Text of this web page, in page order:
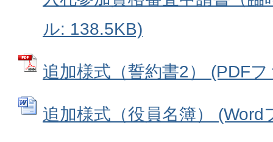
ル: 138.5KB)
追加様式（誓約書2） (PDF
追加様式（役員名簿）